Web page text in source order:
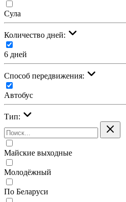
Сула
Количество дней:
6 дней
Cпособ передвижения:
Автобус
Тип:
Майские выходные
Молодёжный
По Беларуси